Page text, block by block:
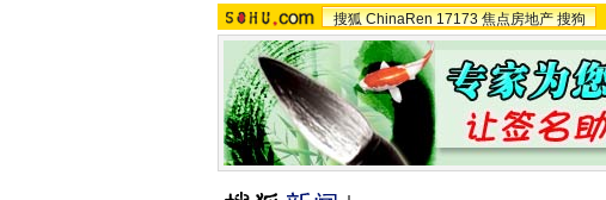
搜狐 ChinaRen 17173 焦点房地产 搜狗